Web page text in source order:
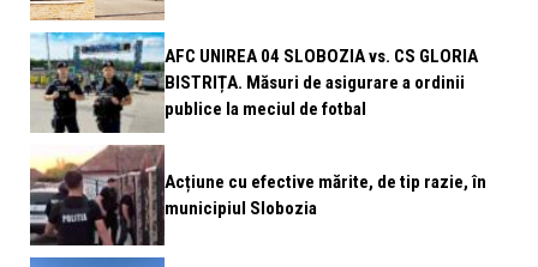
AFC UNIREA 04 SLOBOZIA vs. CS GLORIA
BISTRIȚA. Măsuri de asigurare a ordinii
publice la meciul de fotbal
Acțiune cu efective mărite, de tip razie, în
municipiul Slobozia